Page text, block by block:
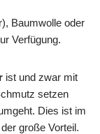
Baumwolle oder
Verfügung.
ist und zwar mit
setzen
Dies ist im
große Vorteil.